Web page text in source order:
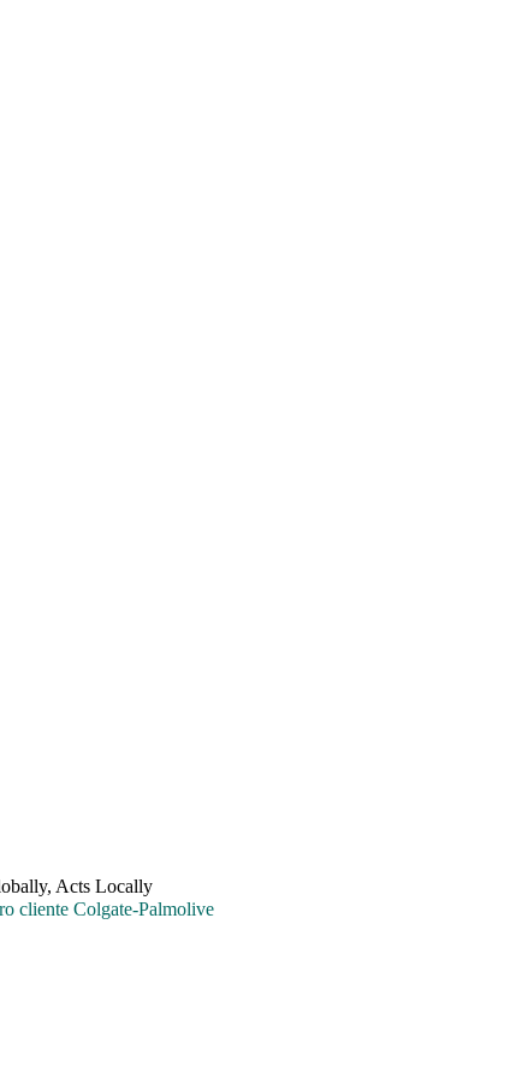
cliente Colgate-Palmolive
cliente Colgate-Palmolive